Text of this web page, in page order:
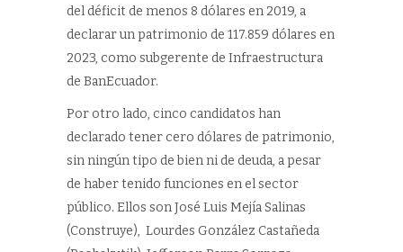
del déficit de menos 8 dólares en 2019, a
declarar un patrimonio de 117.859 dólares en
2023, como subgerente de Infraestructura
de BanEcuador.
Por otro lado, cinco candidatos han
declarado tener cero dólares de patrimonio,
sin ningún tipo de bien ni de deuda, a pesar
de haber tenido funciones en el sector
público. Ellos son José Luis Mejía Salinas
(Construye), Lourdes González Castañeda